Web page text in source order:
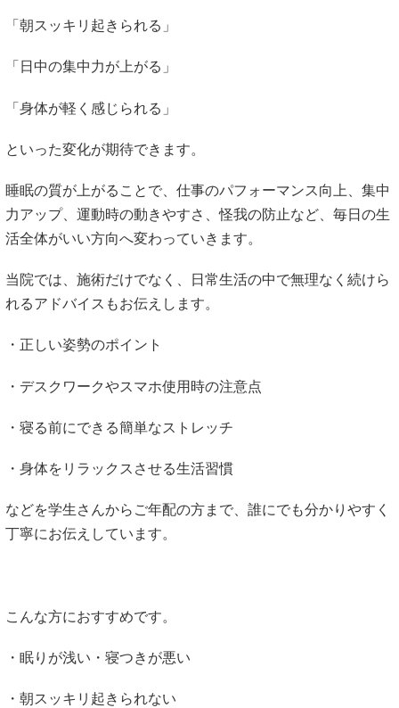
「朝スッキリ起きられる」
「日中の集中力が上がる」
「身体が軽く感じられる」
といった変化が期待できます。
睡眠の質が上がることで、仕事のパフォーマンス向上、集中
力アップ、運動時の動きやすさ、怪我の防止など、毎日の生
活全体がいい方向へ変わっていきます。
当院では、施術だけでなく、日常生活の中で無理なく続けら
れるアドバイスもお伝えします。
・正しい姿勢のポイント
・デスクワークやスマホ使用時の注意点
・寝る前にできる簡単なストレッチ
・身体をリラックスさせる生活習慣
などを学生さんからご年配の方まで、誰にでも分かりやすく
丁寧にお伝えしています。
こんな方におすすめです。
・眠りが浅い・寝つきが悪い
・朝スッキリ起きられない